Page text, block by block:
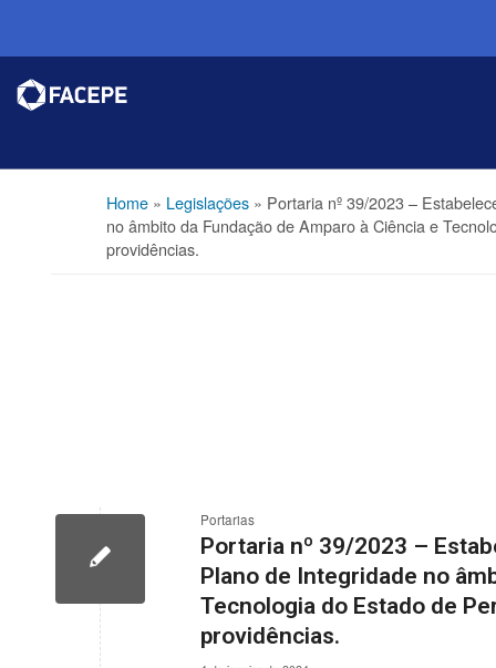
Home» Legislações» Portaria nº 39/2023 –
no âmbito da Fundação de Amparo à Ciência e
providências.
Portarias
Portaria nº 39/2023 –
Plano de Integridade no
Tecnologia do Estado de
providências.